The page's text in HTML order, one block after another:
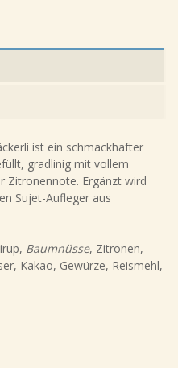
ist ein schmackhafter
gradlinig mit vollem
Zitronennote. Ergänzt wird
Sujet-Aufleger aus
Baumnüsse, Zitronen,
Kakao, Gewürze, Reismehl,